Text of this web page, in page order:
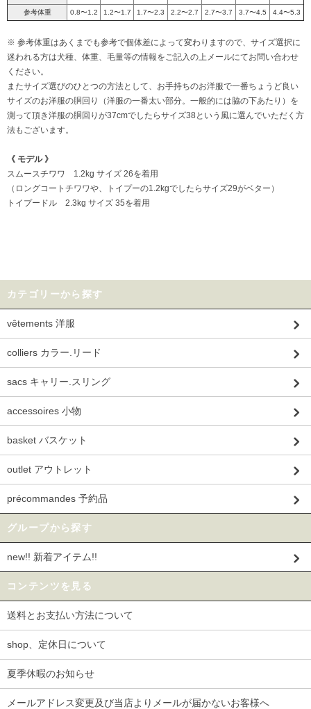
参考体重 0.8〜1.2 1.2〜1.7 1.7〜2.3 2.2〜2.7 2.7〜3.7 3.7〜4.5 4.4〜5.3
※ 参考体重はあくまでも参考で個体差によって変わりますので、サイズ選択に
迷われる方は犬種、体重、毛量等の情報をご記入の上メールにてお問い合わせ
ください。
またサイズ選びのひとつの方法として、お手持ちのお洋服で一番ちょうど良い
サイズのお洋服の胴回り（洋服の一番太い部分。一般的には脇の下あたり）を
測って頂き洋服の胴回りが37cmでしたらサイズ38という風に選んでいただく方
法もございます。
《 モデル 》
スムースチワワ 1.2kg サイズ 26を着用
（ロングコートチワワや、トイプーの1.2kgでしたらサイズ29がベター）
トイプードル 2.3kg サイズ 35を着用
カテゴリーから探す
vêtements 洋服
colliers カラー.リード
sacs キャリー.スリング
accessoires 小物
basket バスケット
outlet アウトレット
précommandes 予約品
グループから探す
new!! 新着アイテム!!
コンテンツを見る
送料とお支払い方法について
shop、定休日について
夏季休暇のお知らせ
メールアドレス変更及び当店よりメールが届かないお客様へ